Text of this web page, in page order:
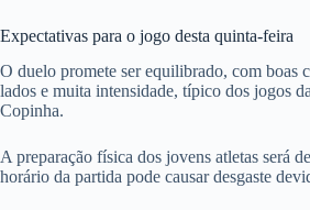
Expectativas para o jogo desta quinta-feira
O duelo promete ser equilibrado, com boas
lados e muita intensidade, típico dos jogos
Copinha.
A preparação física dos jovens atletas será
horário da partida pode causar desgaste